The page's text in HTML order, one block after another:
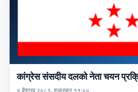
कांग्रेस संसदीय दलको नेता चयन
४ बैशाख २०८३, शुक्रबार ११:००